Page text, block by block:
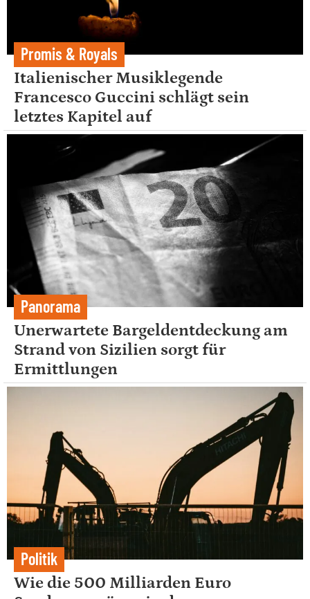
Promis & Royals
Italienischer Musiklegende
Francesco Guccini schlägt sein
letztes Kapitel auf
Panorama
Unerwartete Bargeldentdeckung am
Strand von Sizilien sorgt für
Ermittlungen
Politik
Wie die 500 Milliarden Euro